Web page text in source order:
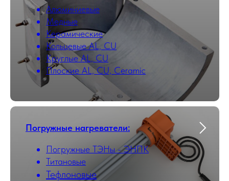
Алюминиевые
Медные
Керамические
Кольцевые AL, CU
Круглые AL, CU
Плоские AL, CU, Ceramic
Погружные нагреватели:
Погружные ТЭНы - ЭНПК
Титановые
Тефлоновые